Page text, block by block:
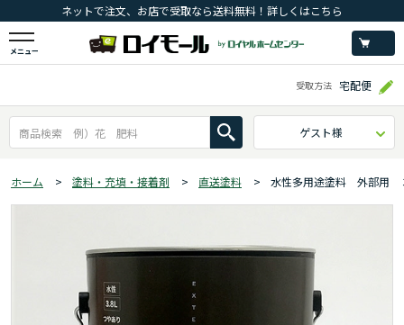
ネットで注文、お店で受取なら送料無料！詳しくはこちら
メニュー
受取方法 宅配便
ゲスト様
ホーム > 塗料・充填・接着剤 > 直送塗料 > 水性多用途塗料 外部用